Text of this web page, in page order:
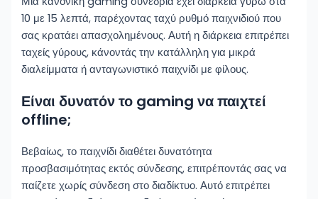
10 με 15 λεπτά, παρέχοντας ταχύ ρυθμό παιχνιδιού που
σας κρατάει απασχολημένους. Αυτή η διάρκεια επιτρέπει
ταχείς γύρους, κάνοντάς την κατάλληλη για μικρά
διαλείμματα ή ανταγωνιστικό παιχνίδι με φίλους.
Είναι δυνατόν το gaming να παιχτεί
offline;
Βεβαίως, το παιχνίδι διαθέτει δυνατότητα
προσβασιμότητας εκτός σύνδεσης, επιτρέποντάς σας να
παίζετε χωρίς σύνδεση στο διαδίκτυο. Αυτό επιτρέπει